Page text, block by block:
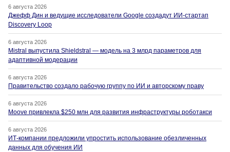
6 августа 2026
Джефф Дин и ведущие исследователи Google создадут ИИ-стартап
Discovery Loop
6 августа 2026
Mistral выпустила Shieldstral — модель на 3 млрд параметров для
адаптивной модерации
6 августа 2026
Правительство создало рабочую группу по ИИ и авторскому праву
6 августа 2026
Moove привлекла $250 млн для развития инфраструктуры роботакси
6 августа 2026
ИТ-компании предложили упростить использование обезличенных
данных для обучения ИИ